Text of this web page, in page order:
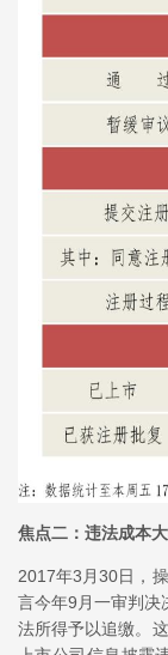
焦点二：违法成本
2017年3月30日，
言今年9月一审判决
法所得予以追缴。